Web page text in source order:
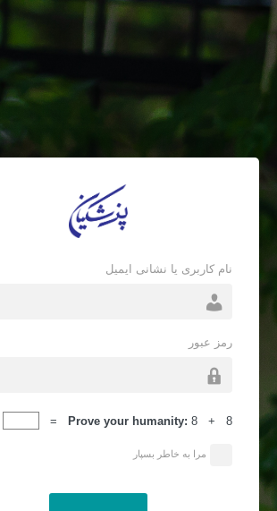
ورود
نام کاربری یا نشانی ایمیل
رمز عبور
Prove your humanity: 8 + 8 =
مرا به خاطر بسپار